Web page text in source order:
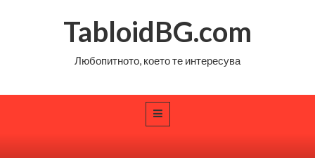
TabloidBG.com
Любопитното, което те интересува